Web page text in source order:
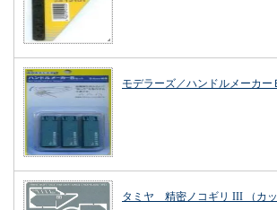
モデラーズ／ハンドルメーカー
タミヤ 精密ノコギリ III （カッ